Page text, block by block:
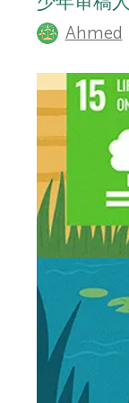
h
o
r
a
n
r
e
Ahmed